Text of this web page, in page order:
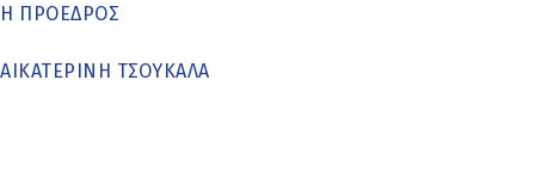
Η ΠΡΟΕΔΡΟΣ
ΑΙΚΑΤΕΡΙΝΗ ΤΣΟΥΚΑΛΑ